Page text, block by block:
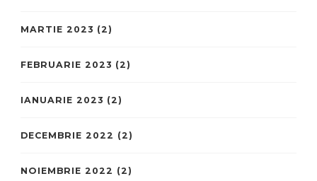
MARTIE 2023 (2)
FEBRUARIE 2023 (2)
IANUARIE 2023 (2)
DECEMBRIE 2022 (2)
NOIEMBRIE 2022 (2)